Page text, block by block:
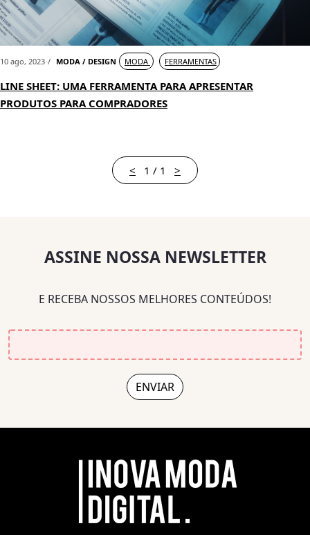
10 ago, 2023 MODA / DESIGN MODA FERRAMENTAS
LINE SHEET: UMA FERRAMENTA PARA APRESENTAR
PRODUTOS PARA COMPRADORES
< 1 / 1 >
ASSINE NOSSA NEWSLETTER
E RECEBA NOSSOS MELHORES CONTEÚDOS!